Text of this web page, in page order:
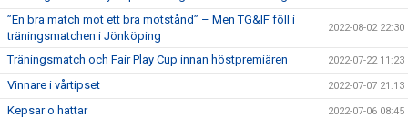
”En bra match mot ett bra motstånd” – Men TG&IF föll i
träningsmatchen i Jönköping
2022-08-02 22:30
Träningsmatch och Fair Play Cup innan höstpremiären 2022-07-22 11:23
Vinnare i vårtipset 2022-07-07 21:13
Kepsar o hattar 2022-07-06 08:45